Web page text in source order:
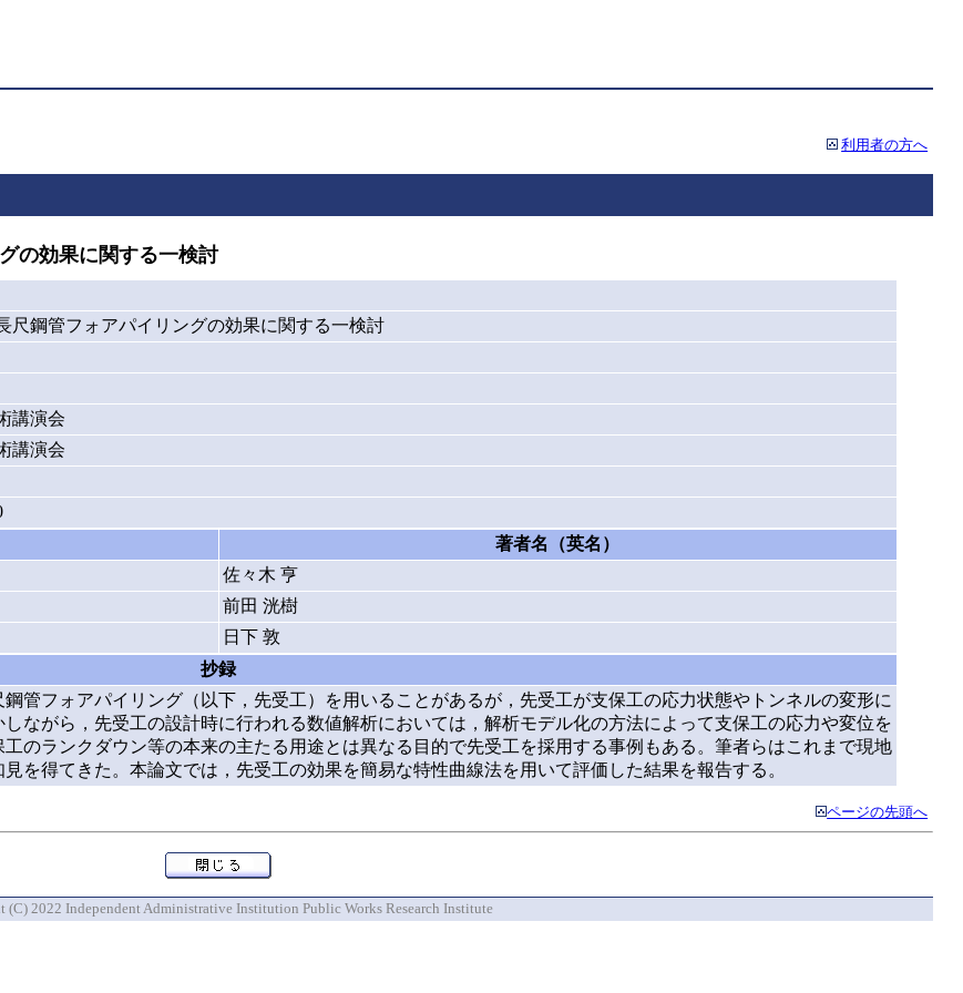
利用者の方へ
の効果に関する一検討
尺鋼管フォアパイリングの効果に関する一検討
講演会
講演会
著者名（英名）
佐々木 亨
前田 洸樹
日下 敦
抄録
管フォアパイリング（以下，先受工）を用いることがあるが，先受工が支保工の応力状態やトンネルの変形に
ながら，先受工の設計時に行われる数値解析においては，解析モデル化の方法によって支保工の応力や変位を
のランクダウン等の本来の主たる用途とは異なる目的で先受工を採用する事例もある。筆者らはこれまで現地
を得てきた。本論文では，先受工の効果を簡易な特性曲線法を用いて評価した結果を報告する。
ページの先頭へ
(C) 2022 Independent Administrative Institution Public Works Research Institute